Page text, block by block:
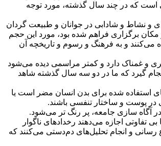
است که در چند سال گذشته، مورد توجه
و نشاط و شادابی در جوانان و طبیعت گردان
برگزاری فراهم شده بود، مورد این حجم
می‌کنند و به فرهنگ و رسوم و تاریخچه آن
و غمناک دارد و کمتر مراسمی دیده می‌شود
گیرد که ما در دو سه سال گذشته شاهد
استفاده شده برای بدن انسان مضر است یا
در پوست و ساختار تنفسی باشند.
آگاه سازی جامعه، پر رنگ تر می‌شود.
تفاوتی اجازه می‌دهند رخدادهای ناگوار
و انجام تحلیل‌ها‌ی دم‌دستی می‌کنند که